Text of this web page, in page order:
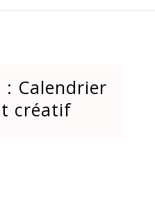
: Calendrier
créatif